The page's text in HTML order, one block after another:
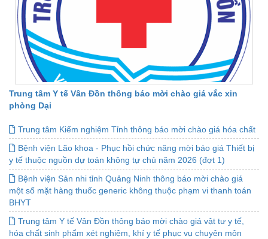
Trung tâm Y tế Vân Đồn thông báo mời chào giá vắc xin
phòng Dại
Trung tâm Kiểm nghiệm Tỉnh thông báo mời chào giá hóa chất
Bệnh viện Lão khoa - Phục hồi chức năng mời báo giá Thiết bị
y tế thuộc nguồn dự toán không tự chủ năm 2026 (đợt 1)
Bệnh viện Sản nhi tỉnh Quảng Ninh thông báo mời chào giá
một số mặt hàng thuốc generic không thuộc phạm vi thanh toán
BHYT
Trung tâm Y tế Vân Đồn thông báo mời chào giá vật tư y tế,
hóa chất sinh phẩm xét nghiệm, khí y tế phục vụ chuyên môn